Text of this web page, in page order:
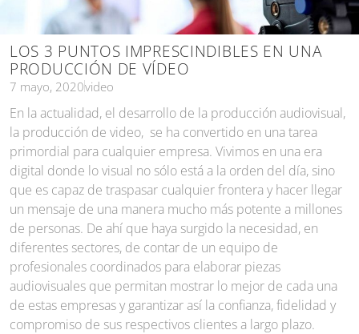
LOS 3 PUNTOS IMPRESCINDIBLES EN UNA
PRODUCCIÓN DE VÍDEO
7 mayo, 2020video
En la actualidad, el desarrollo de la producción audiovisual,
la producción de video, se ha convertido en una tarea
primordial para cualquier empresa. Vivimos en una era
digital donde lo visual no sólo está a la orden del día, sino
que es capaz de traspasar cualquier frontera y hacer llegar
un mensaje de una manera mucho más potente a millones
de personas. De ahí que haya surgido la necesidad, en
diferentes sectores, de contar de un equipo de
profesionales coordinados para elaborar piezas
audiovisuales que permitan mostrar lo mejor de cada una
de estas empresas y garantizar así la confianza, fidelidad y
compromiso de sus respectivos clientes a largo plazo.